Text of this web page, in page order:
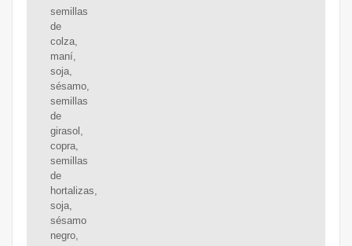
semillas
de
colza,
maní,
soja,
sésamo,
semillas
de
girasol,
copra,
semillas
de
hortalizas,
soja,
sésamo
negro,